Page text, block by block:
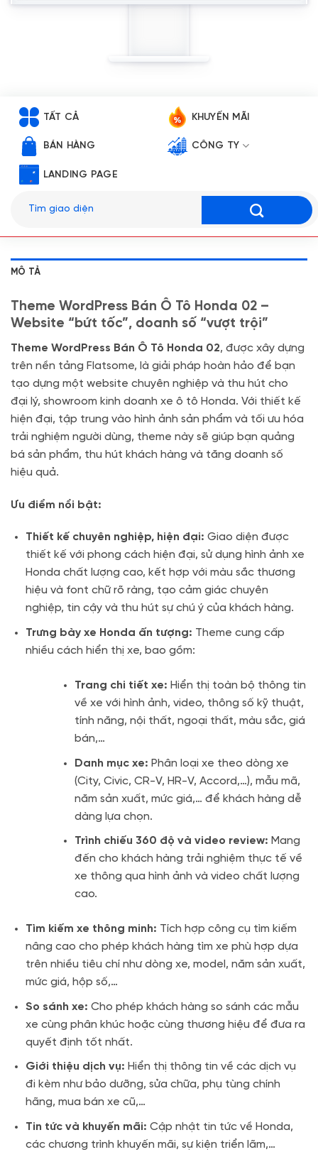
TẤT CẢ KHUYẾN MÃI
BÁN HÀNG CÔNG TY
LANDING PAGE
kiếm:
MÔ TẢ
Theme WordPress Bán Ô Tô Honda 02 –
Website “bứt tốc”, doanh số “vượt trội”
Theme WordPress Bán Ô Tô Honda 02, được xây dựng
trên nền tảng Flatsome, là giải pháp hoàn hảo để bạn
tạo dựng một website chuyên nghiệp và thu hút cho
đại lý, showroom kinh doanh xe ô tô Honda. Với thiết kế
hiện đại, tập trung vào hình ảnh sản phẩm và tối ưu hóa
trải nghiệm người dùng, theme này sẽ giúp bạn quảng
bá sản phẩm, thu hút khách hàng và tăng doanh số
hiệu quả.
Ưu điểm nổi bật:
Thiết kế chuyên nghiệp, hiện đại: Giao diện được
thiết kế với phong cách hiện đại, sử dụng hình ảnh xe
Honda chất lượng cao, kết hợp với màu sắc thương
hiệu và font chữ rõ ràng, tạo cảm giác chuyên
nghiệp, tin cậy và thu hút sự chú ý của khách hàng.
Trưng bày xe Honda ấn tượng: Theme cung cấp
nhiều cách hiển thị xe, bao gồm:
Trang chi tiết xe: Hiển thị toàn bộ thông tin
về xe với hình ảnh, video, thông số kỹ thuật,
tính năng, nội thất, ngoại thất, màu sắc, giá
bán,…
Danh mục xe: Phân loại xe theo dòng xe
(City, Civic, CR-V, HR-V, Accord,…), mẫu mã,
năm sản xuất, mức giá,… để khách hàng dễ
dàng lựa chọn.
Trình chiếu 360 độ và video review: Mang
đến cho khách hàng trải nghiệm thực tế về
xe thông qua hình ảnh và video chất lượng
cao.
Tìm kiếm xe thông minh: Tích hợp công cụ tìm kiếm
nâng cao cho phép khách hàng tìm xe phù hợp dựa
trên nhiều tiêu chí như dòng xe, model, năm sản xuất,
mức giá, hộp số,…
So sánh xe: Cho phép khách hàng so sánh các mẫu
xe cùng phân khúc hoặc cùng thương hiệu để đưa ra
quyết định tốt nhất.
Giới thiệu dịch vụ: Hiển thị thông tin về các dịch vụ
đi kèm như bảo dưỡng, sửa chữa, phụ tùng chính
hãng, mua bán xe cũ,…
Tin tức và khuyến mãi: Cập nhật tin tức về Honda,
các chương trình khuyến mãi, sự kiện triển lãm,…